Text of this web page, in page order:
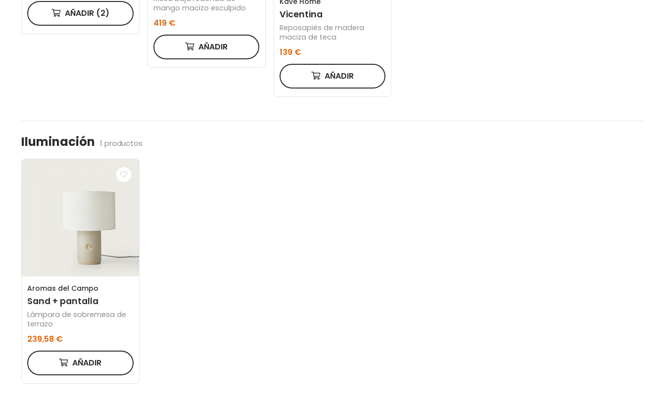
AÑADIR (2)
mango macizo esculpido
419 €
AÑADIR
Vicentina
Reposapiés de madera
maciza de teca
139 €
AÑADIR
Iluminación 1 productos
Aromas del Campo
Sand + pantalla
Lámpara de sobremesa de
terrazo
239,58 €
AÑADIR